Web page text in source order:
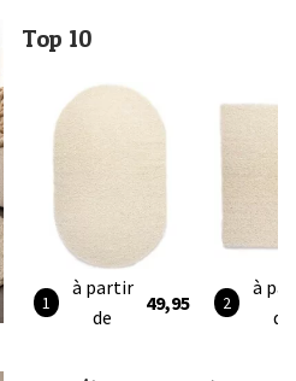
Top 10
à partir
de
49,95
à
de